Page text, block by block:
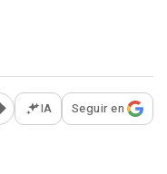
opciones para
IA Seguir en